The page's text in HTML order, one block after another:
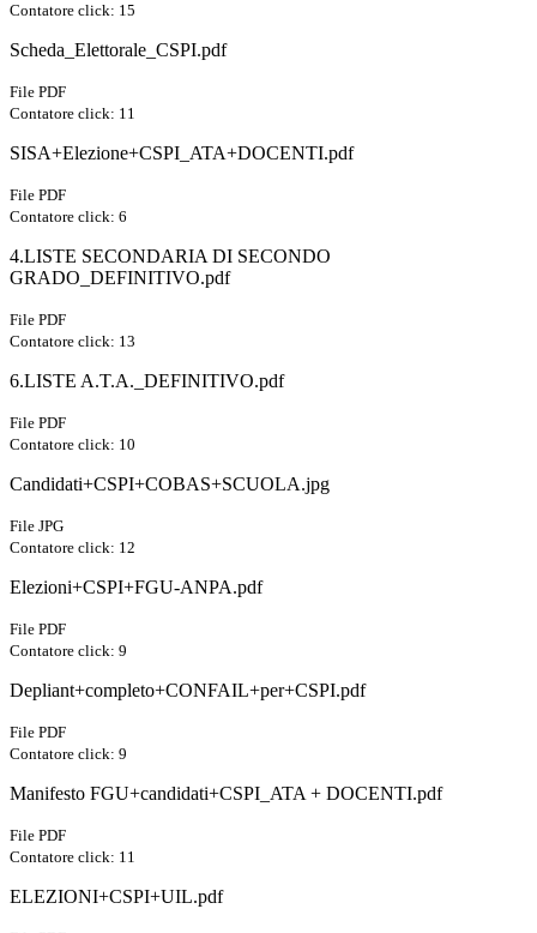
Contatore click: 15
Scheda_Elettorale_CSPI.pdf
File PDF
Contatore click: 11
SISA+Elezione+CSPI_ATA+DOCENTI.pdf
File PDF
Contatore click: 6
4.LISTE SECONDARIA DI SECONDO
GRADO_DEFINITIVO.pdf
File PDF
Contatore click: 13
6.LISTE A.T.A._DEFINITIVO.pdf
File PDF
Contatore click: 10
Candidati+CSPI+COBAS+SCUOLA.jpg
File JPG
Contatore click: 12
Elezioni+CSPI+FGU-ANPA.pdf
File PDF
Contatore click: 9
Depliant+completo+CONFAIL+per+CSPI.pdf
File PDF
Contatore click: 9
Manifesto FGU+candidati+CSPI_ATA + DOCENTI.pdf
File PDF
Contatore click: 11
ELEZIONI+CSPI+UIL.pdf